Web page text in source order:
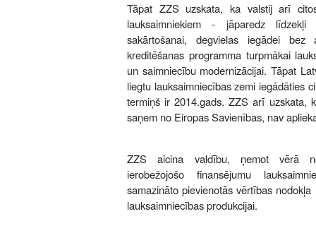
Tāpat ZZS uzskata, ka valstij arī
lauksaimniekiem - jāparedz līdzekļi
sakārtošanai, degvielas iegādei bez
kreditēšanas programma turpmākai
un saimniecību modernizācijai. Tāpat
liegtu lauksaimniecības zemi iegādāties
termiņš ir 2014.gads. ZZS arī uzskata,
saņem no Eiropas Savienības, nav
ZZS aicina valdību, ņemot vērā
ierobežojošo finansējumu
samazināto pievienotās vērtības
lauksaimniecības produkcijai.